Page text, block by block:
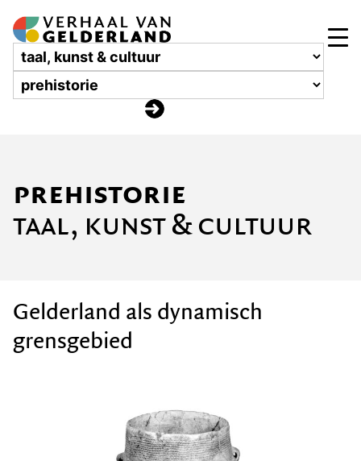
prehistorie
taal, kunst & cultuur
Gelderland als dynamisch
grensgebied